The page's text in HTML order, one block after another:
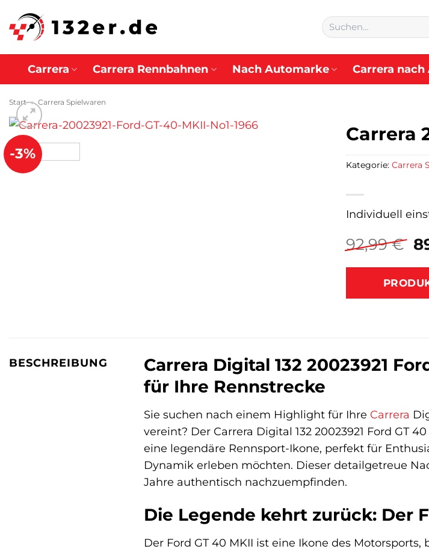
Inhalt
springen
Suchen
nach:
Carrera Carrera Rennbahnen Nach Automarke Carrera nach
Start » Carrera Spielwaren
-3%
Carrera
92,99€
Individuell
Kategorie: Carrera
BESCHREIBUNG
Carrera Digital 132 20023921
für Ihre Rennstrecke
Sie suchen nach einem Highlight für Ihre Carrera
vereint? Der Carrera Digital 132 20023921 Ford GT
eine legendäre Rennsport-Ikone, perfekt für
Dynamik erleben möchten. Dieser detailgetreue
Jahre authentisch nachzuempfinden.
Die Legende kehrt zurück: Der
Der Ford GT 40 MKII ist eine Ikone des